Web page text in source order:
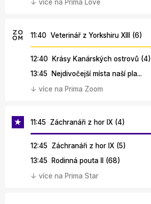
↓ více na Prima Love
11:40 Veterinář z Yorkshiru XIII (6)
12:40 Krásy Kanárských ostrovů (4)
13:45 Nejdivočejší místa naší pla...
↓ více na Prima Zoom
11:45 Záchranáři z hor IX (4)
12:45 Záchranáři z hor IX (5)
13:45 Rodinná pouta II (68)
↓ více na Prima Star